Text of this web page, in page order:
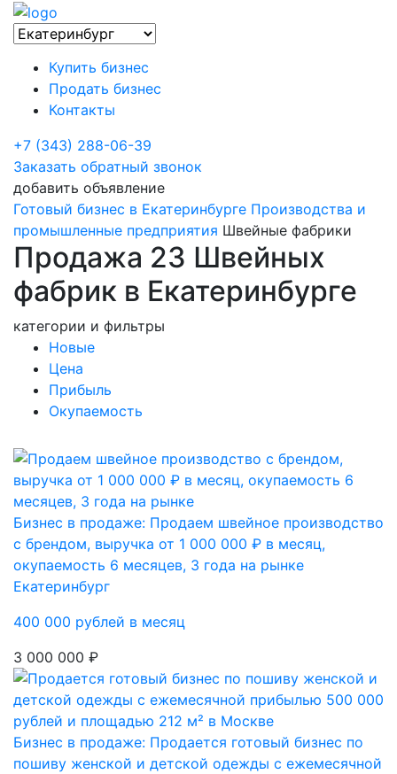
Купить бизнес
Продать бизнес
Контакты
+7 (343) 288-06-39
Заказать обратный звонок
добавить объявление
Готовый бизнес в Екатеринбурге Производства и
промышленные предприятия Швейные фабрики
Продажа 23 Швейных
фабрик в Екатеринбурге
категории и фильтры
Новые
Цена
Прибыль
Окупаемость
Бизнес в продаже: Продаем швейное производство
с брендом, выручка от 1 000 000 ₽ в месяц,
окупаемость 6 месяцев, 3 года на рынке
Екатеринбург
400 000 рублей в месяц
3 000 000 ₽
Бизнес в продаже: Продается готовый бизнес по
пошиву женской и детской одежды с ежемесячной